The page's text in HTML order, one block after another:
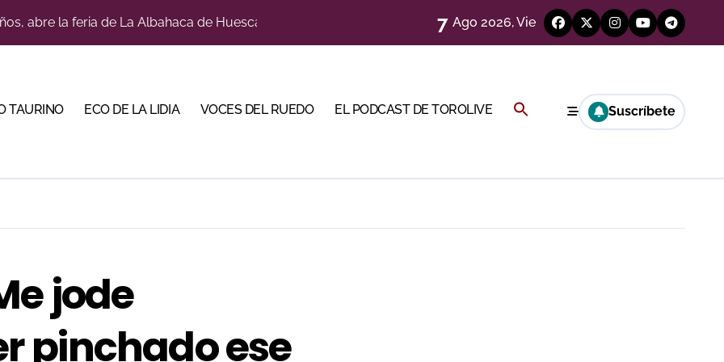
con alicientes y marcado acento torista
su temporada de figura y el palco niega el premio a Roca Rey
cuadro de honor de las Colombinas 2026
la corrida de seis rejoneadores en El Puerto de Santa María esta noche
7 Ago 2026, Vie
TAURINO ECO DE LA LIDIA VOCES DEL RUEDO EL PODCAST DE TOROLIVE Buscar: Suscríbete
jode
pinchado ese